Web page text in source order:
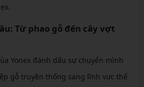
Từ phao gỗ đến cây vợt
Yonex đánh dấu sự chuyển mình
gỗ truyền thống sang lĩnh vực thể